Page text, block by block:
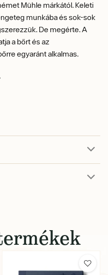
Mühle márkától. Keleti
munkába és sok-sok
De megérte. A
a bőrt és az
egyaránt alkalmas.